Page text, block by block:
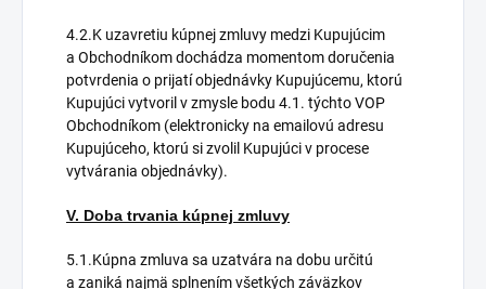
4.2.K uzavretiu kúpnej zmluvy medzi Kupujúcim
a Obchodníkom dochádza momentom doručenia
potvrdenia o prijatí objednávky Kupujúcemu, ktorú
Kupujúci vytvoril v zmysle bodu 4.1. týchto VOP
Obchodníkom (elektronicky na emailovú adresu
Kupujúceho, ktorú si zvolil Kupujúci v procese
vytvárania objednávky).
V. Doba trvania kúpnej zmluvy
5.1.Kúpna zmluva sa uzatvára na dobu určitú
a zaniká najmä splnením všetkých záväzkov